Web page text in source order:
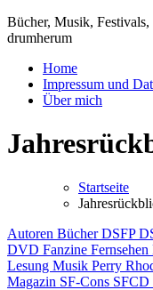
Bücher, Musik,
drumherum
Home
Impressum und
Über mich
Startseite
Autoren BücherDSFP
DVD Fanzine Fernsehen
Lesung Musik Perry
Magazin SF-Cons SFCD